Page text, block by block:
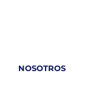
NOSOTROS